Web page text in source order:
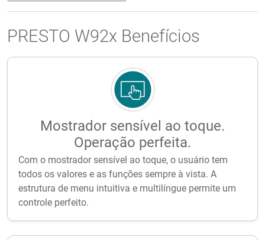
PRESTO W92x Benefícios
Mostrador sensível ao toque.
Operação perfeita.
Com o mostrador sensível ao toque, o usuário tem
todos os valores e as funções sempre à vista. A
estrutura de menu intuitiva e multilíngue permite um
controle perfeito.